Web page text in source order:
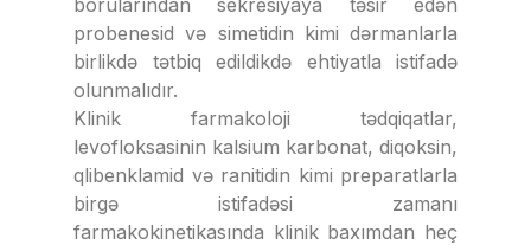
borularından sekresiyaya təsir edən
probenesid və simetidin kimi dərmanlarla
birlikdə tətbiq edildikdə ehtiyatla istifadə
olunmalıdır.
Klinik farmakoloji tədqiqatlar,
levofloksasinin kalsium karbonat, diqoksin,
qlibenklamid və ranitidin kimi preparatlarla
birgə istifadəsi zamanı
farmakokinetikasında klinik baxımdan heç